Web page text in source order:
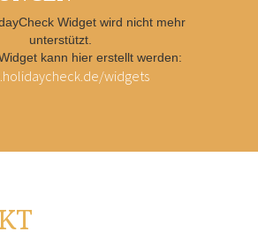
Widget wird nicht mehr
unterstützt.
kann hier erstellt werden:
widgets